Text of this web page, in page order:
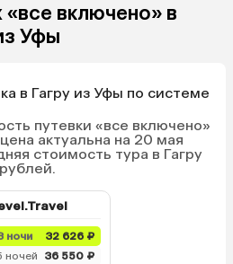
включено» в
Уфы
в Гагру из Уфы по системе
путевки «все включено»
актуальна на 20 мая
стоимость тура в Гагру
ночи
32 626 ₽
ночей
36 550 ₽